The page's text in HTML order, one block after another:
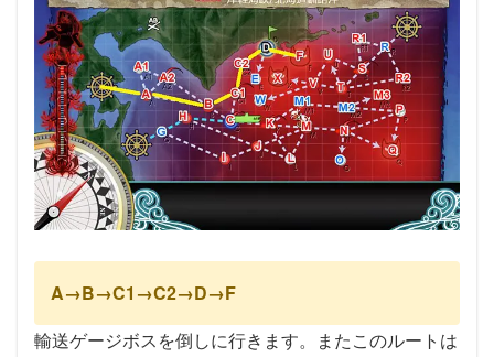
A→B→C1→C2→D→F
輸送ゲージボスを倒しに行きます。またこのルートは